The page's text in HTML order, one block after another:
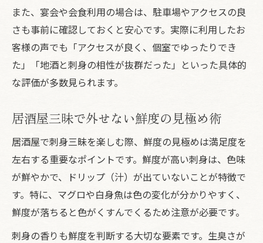
また、宴会や会食利用の場合は、駐車場やアクセスの良
さも事前に確認しておくと安心です。実際に利用したお
客様の声でも「アクセスが良く、個室でゆったりでき
た」「地酒と刺身の相性が抜群だった」といった具体的
な評価が多数見られます。
居酒屋三昧で外せない鮮度の見極め術
居酒屋で刺身三昧を楽しむ際、鮮度の見極めは満足度を
左右する重要なポイントです。鮮度が高い刺身は、色味
が鮮やかで、ドリップ（汁）が出ていないことが特徴で
す。特に、マグロや白身魚は色の変化が分かりやすく、
鮮度が落ちると色がくすんでくるため注意が必要です。
刺身の香りも鮮度を判断する大切な要素です。生臭さが